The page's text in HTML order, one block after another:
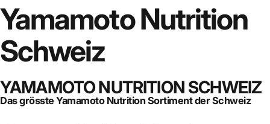
YamamotoNutrition
Schweiz
YAMAMOTO NUTRITION SCHWEIZ
Das grösste Yamamoto Nutrition Sortiment der Schweiz